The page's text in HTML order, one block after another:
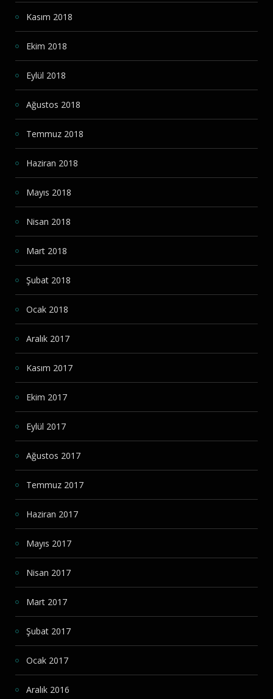
Kasım 2018
Ekim 2018
Eylül 2018
Ağustos 2018
Temmuz 2018
Haziran 2018
Mayıs 2018
Nisan 2018
Mart 2018
Şubat 2018
Ocak 2018
Aralık 2017
Kasım 2017
Ekim 2017
Eylül 2017
Ağustos 2017
Temmuz 2017
Haziran 2017
Mayıs 2017
Nisan 2017
Mart 2017
Şubat 2017
Ocak 2017
Aralık 2016